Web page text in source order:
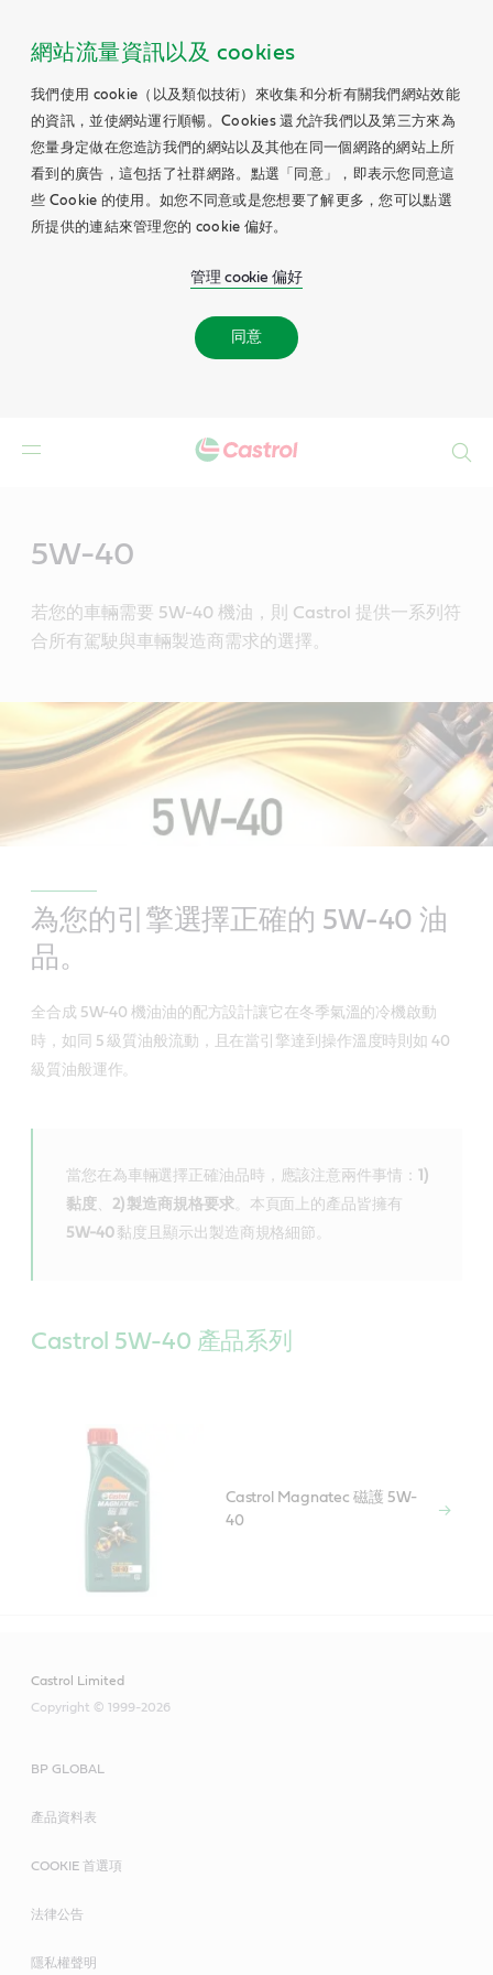
網站流量資訊以及 cookies
我們使用 cookie（以及類似技術）來收集和分析有關我們網站效能
的資訊，並使網站運行順暢。Cookies 還允許我們以及第三方來為
您量身定做在您造訪我們的網站以及其他在同一個網路的網站上所
看到的廣告，這包括了社群網路。點選「同意」，即表示您同意這
些 Cookie 的使用。如您不同意或是您想要了解更多，您可以點選
所提供的連結來管理您的 cookie 偏好。
管理 cookie 偏好
同意
5W-40
若您的車輛需要 5W-40 機油，則 Castrol 提供一系列符
合所有駕駛與車輛製造商需求的選擇。
為您的引擎選擇正確的 5W-40 油
品。
全合成 5W-40 機油油的配方設計讓它在冬季氣溫的冷機啟動
時，如同 5 級質油般流動，且在當引擎達到操作溫度時則如 40
級質油般運作。
當您在為車輛選擇正確油品時，應該注意兩件事情： 1)
黏度、 2) 製造商規格要求。本頁面上的產品皆擁有
5W-40黏度且顯示出製造商規格細節。
Castrol 5W-40 產品系列
Castrol Magnatec 磁護 5W-
40
Castrol Limited
Copyright © 1999-2026
BP GLOBAL
產品資料表
COOKIE 首選項
法律公告
隱私權聲明